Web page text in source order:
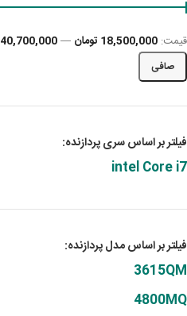
صافی
قيمت: 18,500,000 تومان —40,700,000 تومان
فیلتر بر اساس سری پردازنده:
intel Core i7
فیلتر بر اساس مدل پردازنده:
3615QM
4800MQ